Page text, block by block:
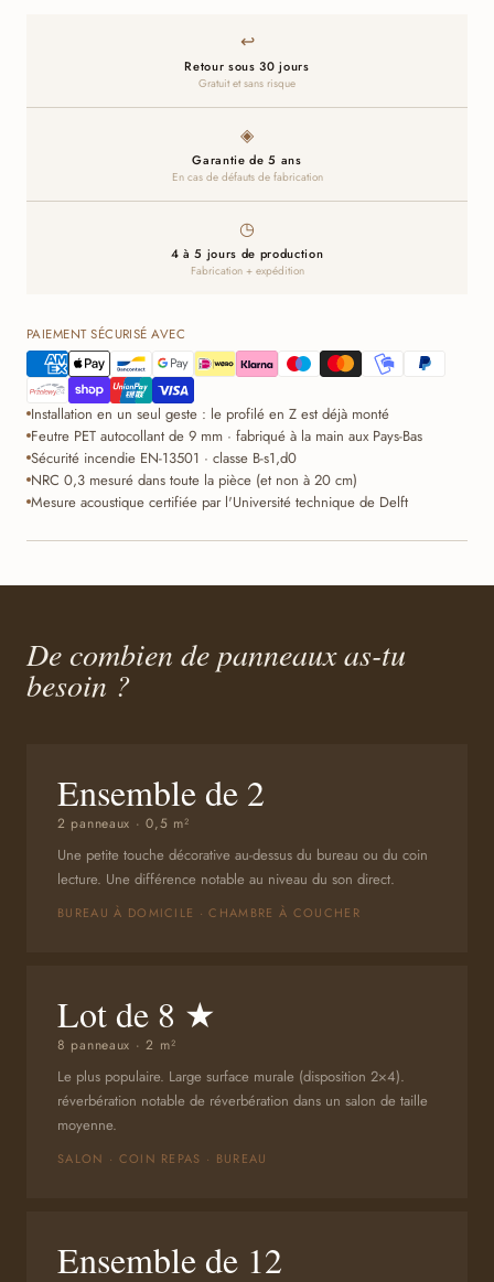
↩
Retour sous 30 jours
Gratuit et sans risque
◈
Garantie de 5 ans
En cas de défauts de fabrication
◷
4 à 5 jours de production
Fabrication + expédition
PAIEMENT SÉCURISÉ AVEC
Installation en un seul geste : le profilé en Z est déjà monté
Feutre PET autocollant de 9 mm · fabriqué à la main aux Pays-Bas
Sécurité incendie EN-13501 · classe B-s1,d0
NRC 0,3 mesuré dans toute la pièce (et non à 20 cm)
Mesure acoustique certifiée par l'Université technique de Delft
De combien de panneaux as-tu
besoin ?
Ensemble de 2
2 panneaux · 0,5 m²
Une petite touche décorative au-dessus du bureau ou du coin
lecture. Une différence notable au niveau du son direct.
BUREAU À DOMICILE · CHAMBRE À COUCHER
Lot de 8 ★
8 panneaux · 2 m²
Le plus populaire. Large surface murale (disposition 2×4).
réverbération notable de réverbération dans un salon de taille
moyenne.
SALON · COIN REPAS · BUREAU
Ensemble de 12